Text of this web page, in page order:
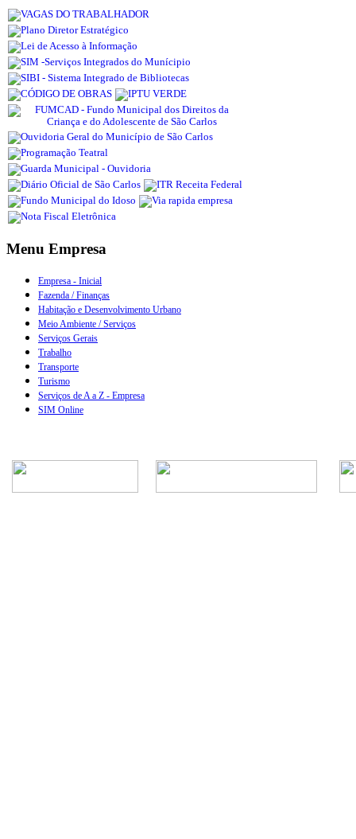
Menu Empresa
Empresa - Inicial
Fazenda / Finanças
Habitação e Desenvolvimento Urbano
Meio Ambiente / Serviços
Serviços Gerais
Trabalho
Transporte
Turismo
Serviços de A a Z - Empresa
SIM Online